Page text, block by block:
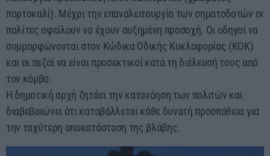
πορτοκαλί). Μέχρι την επαναλειτουργία των σηματοδοτών οι
πολίτες οφείλουν να έχουν αυξημένη προσοχή. Οι οδηγοί να
συμμορφώνονται στον Κώδικα Οδικής Κυκλοφορίας (ΚΟΚ)
και οι πεζοί να είναι προσεκτικοί κατά τη διέλευσή τους από
τον κόμβο.
Η δημοτική αρχή ζητάει την κατανόηση των πολιτών και
διαβεβαιώνει ότι καταβάλλεται κάθε δυνατή προσπάθεια για
την ταχύτερη αποκατάσταση της βλάβης.